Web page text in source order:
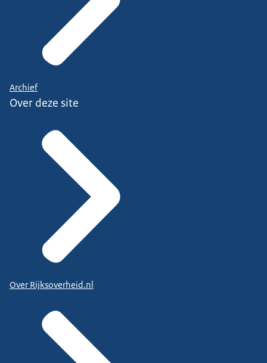
Archief
Over deze site
Over Rijksoverheid.nl